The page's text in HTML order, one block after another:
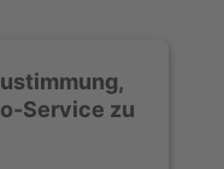
Service zu